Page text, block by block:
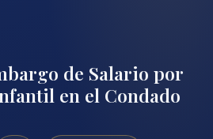
de Salario por
en el Condado